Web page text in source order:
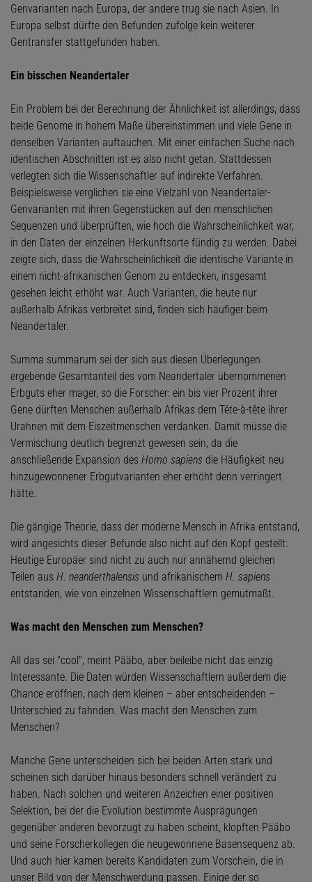
Genvarianten nach Europa, der andere trug sie nach Asien. In
Europa selbst dürfte den Befunden zufolge kein weiterer
Gentransfer stattgefunden haben.
Ein bisschen Neandertaler
Ein Problem bei der Berechnung der Ähnlichkeit ist allerdings, dass
beide Genome in hohem Maße übereinstimmen und viele Gene in
denselben Varianten auftauchen. Mit einer einfachen Suche nach
identischen Abschnitten ist es also nicht getan. Stattdessen
verlegten sich die Wissenschaftler auf indirekte Verfahren.
Beispielsweise verglichen sie eine Vielzahl von Neandertaler-
Genvarianten mit ihren Gegenstücken auf den menschlichen
Sequenzen und überprüften, wie hoch die Wahrscheinlichkeit war,
in den Daten der einzelnen Herkunftsorte fündig zu werden. Dabei
zeigte sich, dass die Wahrscheinlichkeit die identische Variante in
einem nicht-afrikanischen Genom zu entdecken, insgesamt
gesehen leicht erhöht war. Auch Varianten, die heute nur
außerhalb Afrikas verbreitet sind, finden sich häufiger beim
Neandertaler.
Summa summarum sei der sich aus diesen Überlegungen
ergebende Gesamtanteil des vom Neandertaler übernommenen
Erbguts eher mager, so die Forscher: ein bis vier Prozent ihrer
Gene dürften Menschen außerhalb Afrikas dem Tête-à-tête ihrer
Urahnen mit dem Eiszeitmenschen verdanken. Damit müsse die
Vermischung deutlich begrenzt gewesen sein, da die
anschließende Expansion des Homo sapiens die Häufigkeit neu
hinzugewonnener Erbgutvarianten eher erhöht denn verringert
hätte.
Die gängige Theorie, dass der moderne Mensch in Afrika entstand,
wird angesichts dieser Befunde also nicht auf den Kopf gestellt:
Heutige Europäer sind nicht zu auch nur annähernd gleichen
Teilen aus H. neanderthalensis und afrikanischem H. sapiens
entstanden, wie von einzelnen Wissenschaftlern gemutmaßt.
Was macht den Menschen zum Menschen?
All das sei "cool", meint Pääbo, aber beileibe nicht das einzig
Interessante. Die Daten würden Wissenschaftlern außerdem die
Chance eröffnen, nach dem kleinen – aber entscheidenden –
Unterschied zu fahnden. Was macht den Menschen zum
Menschen?
Manche Gene unterscheiden sich bei beiden Arten stark und
scheinen sich darüber hinaus besonders schnell verändert zu
haben. Nach solchen und weiteren Anzeichen einer positiven
Selektion, bei der die Evolution bestimmte Ausprägungen
gegenüber anderen bevorzugt zu haben scheint, klopften Pääbo
und seine Forscherkollegen die neugewonnene Basensequenz ab.
Und auch hier kamen bereits Kandidaten zum Vorschein, die in
unser Bild von der Menschwerdung passen. Einige der so